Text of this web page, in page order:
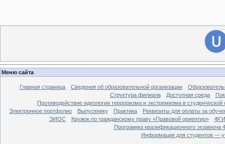
Меню сайта
Главная страница Сведения об образовательной организации
Структура филиала
Доступная среда
Противодействие идеологии терроризма и экстремизма в студенческой
Электронное портфолио
Выпускнику Практика
Реквизиты для оплаты за
ЭИОС
Кружок по гражданскому праву «Правовой ориентир»
Программа квалификационного экзамена
Информация для студентов —